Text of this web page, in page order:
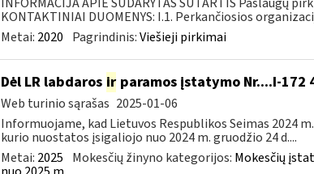
KONTAKTINIAI DUOMENYS: I.1. Perkančiosios
Metai: 2020 Pagrindinis:Viešieji pirkimai
Dėl LR labdaros irparamos įstatymo Nr....I-172
Web turinio sąrašas 2025-01-06
Informuojame, kad Lietuvos Respublikos Seimas 2024
kurio nuostatos įsigaliojo nuo 2024 m. gruodžio 24 d....
Metai: 2025 Mokesčių žinyno kategorijos: Mokesčių